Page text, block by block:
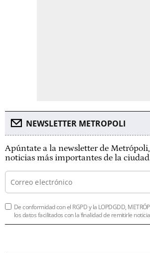
NEWSLETTER METROPOLI
Apúntate a la newsletter de
noticias más importantes de la
De conformidad con el RGPD y la LOPDGDD,
los datos facilitados con la finalidad de remitirle